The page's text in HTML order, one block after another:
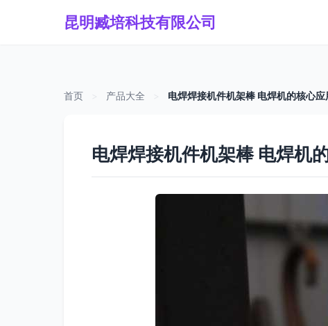
昆明臧培科技有限公司
首页 产品大全 电焊焊接机件机架棒 电焊机的核心应
电焊焊接机件机架棒 电焊机